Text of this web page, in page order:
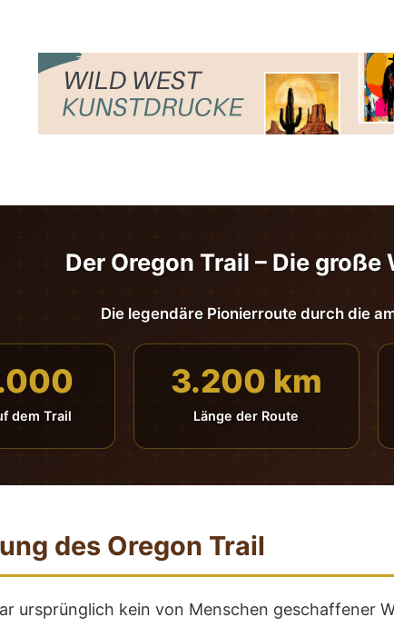
Der Oregon Trail – Die
Die legendäre Pionierroute durch die
dem Trail
3.200 km
Länge der Route
des Oregon Trail
ursprünglich kein von Menschen geschaffener